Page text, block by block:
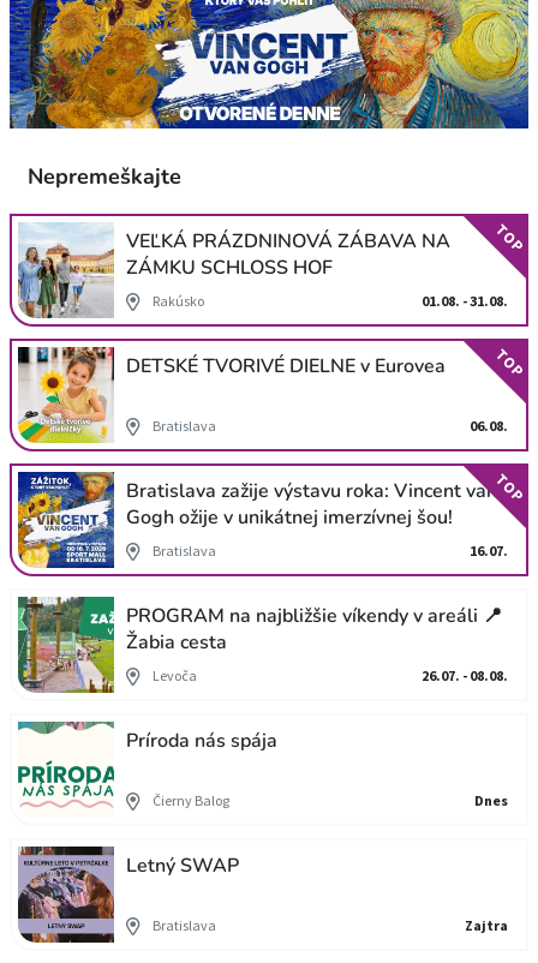
Nepremeškajte
VEĽKÁ PRÁZDNINOVÁ ZÁBAVA NA
ZÁMKU SCHLOSS HOF
Rakúsko 01.08. - 31.08.
TOP
DETSKÉ TVORIVÉ DIELNE v Eurovea
Bratislava 06.08.
TOP
Bratislava zažije výstavu roka: Vincent van
Gogh ožije v unikátnej imerzívnej šou!
Bratislava 16.07.
TOP
PROGRAM na najbližšie víkendy v areáli 📍
Žabia cesta
Levoča 26.07. - 08.08.
Príroda nás spája
Čierny Balog Dnes
Letný SWAP
Bratislava Zajtra